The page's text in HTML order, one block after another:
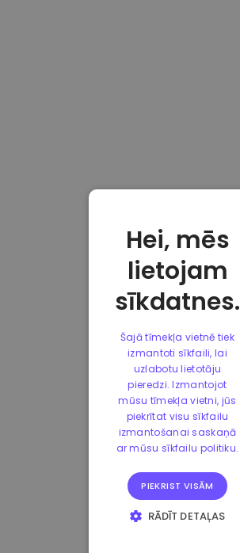
Hei, mēs
lietojam
sīkdatnes.
Šajā tīmekļa vietnē tiek
izmantoti sīkfaili, lai
uzlabotu lietotāju
pieredzi. Izmantojot
mūsu tīmekļa vietni, jūs
piekrītat visu sīkfailu
izmantošanai saskaņā
ar mūsu sīkfailu politiku.
PIEKRIST VISĀM
RĀDĪT DETAĻAS